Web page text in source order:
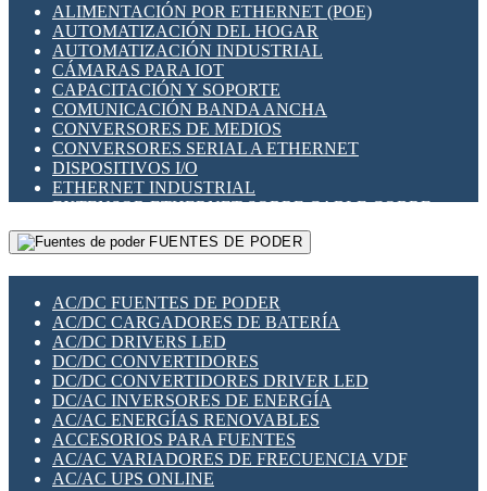
SENSORES INDUCTIVOS
TEMPORIZADORES
VARIACS
VARIADORES DE FRECUENCIA [VDF]
SECCIONADORES - INTERRUPTORES
MAQUINARIA
HERRAMIENTAS VARIAS
ILUMINACIÓN LED
INTERRUPTORES REED
INTERFACES DE RELÉ
OTROS RELÉS
PROTECCIÓN TÉRMICA
RELÉS AUTOMOTRICES
RELÉS DE SEÑAL
RELÉS DE ESTADO SÓLIDO SSR
RELÉS INDUSTRIALES
RELÉS MINIATURA DE POTENCIA
SENSORES MAGNÉTICOS
SWITCH Y MICROSWITCH
TARJETAS PI
UNIÓN Y DERIVACIÓN DE CABLE
ALIMENTACIÓN POR ETHERNET (POE)
AUTOMATIZACIÓN DEL HOGAR
AUTOMATIZACIÓN INDUSTRIAL
CÁMARAS PARA IOT
CAPACITACIÓN Y SOPORTE
COMUNICACIÓN BANDA ANCHA
CONVERSORES DE MEDIOS
CONVERSORES SERIAL A ETHERNET
DISPOSITIVOS I/O
ETHERNET INDUSTRIAL
EXTENSOR ETHERNET SOBRE CABLE COBRE
GATEWAY LORAWAN
GESTIÓN DE REDES
PLACAS MODULARES IOT
SWITCHES Y REDES WIFI
SOLUCIONES IOT
SOLUCIONES LORAWAN
SOLUCIONES RED CELULAR
SEGURIDAD PARA REDES
SWITCHES LAN
TELEFONÍA IP (VOIP)
VIGILANCIA IP (CCTV)
MESHTASTIC
FUENTES DE PODER
AC/DC FUENTES DE PODER
AC/DC CARGADORES DE BATERÍA
AC/DC DRIVERS LED
DC/DC CONVERTIDORES
DC/DC CONVERTIDORES DRIVER LED
DC/AC INVERSORES DE ENERGÍA
AC/AC ENERGÍAS RENOVABLES
ACCESORIOS PARA FUENTES
AC/AC VARIADORES DE FRECUENCIA VDF
AC/AC UPS ONLINE